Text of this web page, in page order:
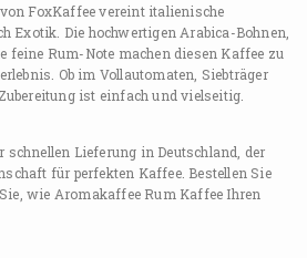
FoxKaffee vereint italienische
Exotik. Die hochwertigen Arabica-Bohnen,
feine Rum-Note machen diesen Kaffee zu
Ob im Vollautomaten, Siebträger
ist einfach und vielseitig.
Lieferung in Deutschland, der
für perfekten Kaffee. Bestellen Sie
wie Aromakaffee Rum Kaffee Ihren